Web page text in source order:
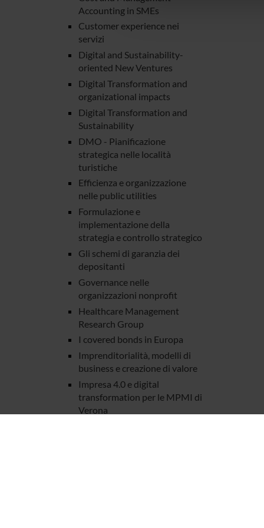
che hanno raccolto dal tuo
Accounting in SMEs
Customer experience nei
servizi
Digital and Sustainability-
oriented New Ventures
Digital Transformation and
organizational impacts
Digital Transformation and
Sustainability
DMO - Pianificazione
strategica nelle località
turistiche
Efficienza e organizzazione
nelle public utilities
Formulazione e
implementazione della
strategia e controllo strategico
Gli schemi di garanzia dei
depositanti
Governance nelle
organizzazioni nonprofit
Healthcare Management
Research Group
I covered bonds in Europa
Imprenditorialità, modelli di
business e creazione di valore
Impresa 4.0 e digital
transformation per le MPMI di
Verona